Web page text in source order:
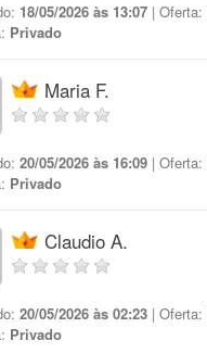
18/05/2026 às 13:07 | Oferta:
Privado
Maria F.
20/05/2026 às 16:09 | Oferta:
Privado
Claudio A.
20/05/2026 às 02:23 | Oferta:
Privado